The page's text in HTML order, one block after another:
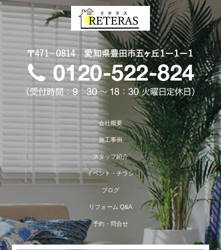
会社概要
施工事例
スタッフ紹介
イベント・チラシ
ブログ
リフォーム Q&A
予約・問合せ